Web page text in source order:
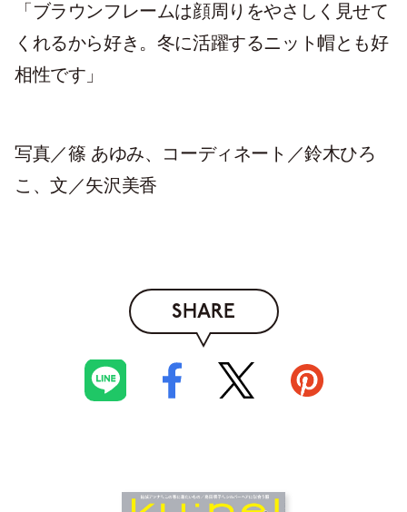
「ブラウンフレームは顔周りをやさしく見せて
くれるから好き。冬に活躍するニット帽とも好
相性です」
写真／篠 あゆみ、コーディネート／鈴木ひろ
こ、文／矢沢美香
SHARE